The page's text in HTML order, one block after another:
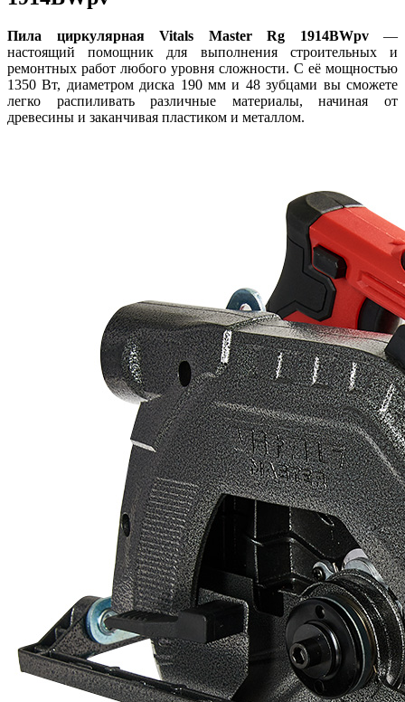
Пила циркулярная Vitals Master Rg 1914BWpv—
настоящий помощник для выполнения строительных и
ремонтных работ любого уровня сложности. С её мощностью
1350 Вт, диаметром диска 190 мм и 48 зубцами вы сможете
легко распиливать различные материалы, начиная от
древесины и заканчивая пластиком и металлом.